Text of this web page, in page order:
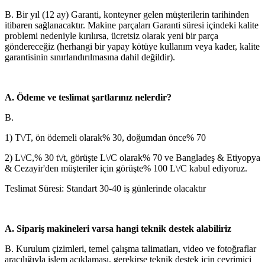
B. Bir yıl (12 ay) Garanti, konteyner gelen müşterilerin tarihinden
itibaren sağlanacaktır. Makine parçaları Garanti süresi içindeki kalite
problemi nedeniyle kırılırsa, ücretsiz olarak yeni bir parça
göndereceğiz (herhangi bir yapay kötüye kullanım veya kader, kalite
garantisinin sınırlandırılmasına dahil değildir).
A. Ödeme ve teslimat şartlarınız nelerdir?
B.
1) T\/T, ön ödemeli olarak% 30, doğumdan önce% 70
2) L\/C,% 30 t\/t, görüşte L\/C olarak% 70 ve Bangladeş & Etiyopya
& Cezayir'den müşteriler için görüşte% 100 L\/C kabul ediyoruz.
Teslimat Süresi: Standart 30-40 iş günlerinde olacaktır
A. Sipariş makineleri varsa hangi teknik destek alabiliriz
B. Kurulum çizimleri, temel çalışma talimatları, video ve fotoğraflar
aracılığıyla işlem açıklaması, gerekirse teknik destek için çevrimiçi